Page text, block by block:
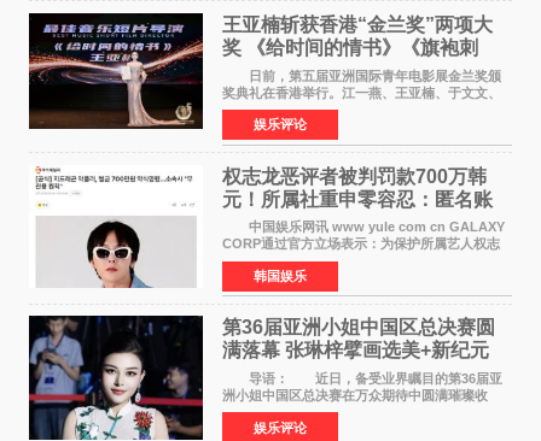
王亚楠斩获香港“金兰奖”两项大
奖 《给时间的情书》《旗袍刺
客》双双获肯定
日前，第五届亚洲国际青年电影展金兰奖颁
奖典礼在香港举行。江一燕、王亚楠、于文文、
李东学等知名演员出席活动。著名演员、导演王
亚楠凭借音乐故事片《给时间的情书》和院线电
影《旗袍刺客》
娱乐评论
权志龙恶评者被判罚款700万韩
元！所属社重申零容忍：匿名账
号也难逃刑责
中国娱乐网讯 www yule com cn GALAXY
CORP通过官方立场表示：为保护所属艺人权志
龙的名誉和权益，将持续对网络上发生的名誉损
害、散布虚假事实、侮辱、恶意诽谤等行为采取
法律应对措施。
韩国娱乐
第36届亚洲小姐中国区总决赛圆
满落幕 张琳梓擘画选美+新纪元
导语： 近日，备受业界瞩目的第36届亚
洲小姐中国区总决赛在万众期待中圆满璀璨收
官。整场盛典汇聚万千芳华，不仅完成了新一届
美丽代言人的加冕选拔，更在行业发展层面带来
娱乐评论